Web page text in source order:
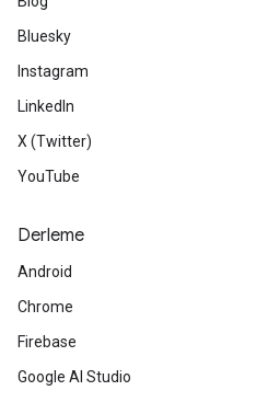
Bluesky
Instagram
LinkedIn
X (Twitter)
YouTube
Derleme
Android
Chrome
Firebase
Google AI Studio